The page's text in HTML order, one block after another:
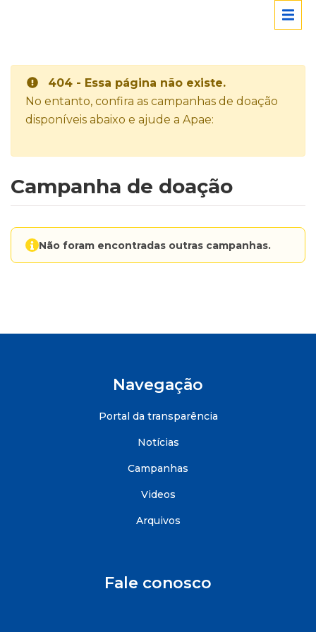
404 - Essa página não existe.
No entanto, confira as campanhas de doação
disponíveis abaixo e ajude a Apae:
Campanha de doação
Não foram encontradas outras campanhas.
Navegação
Portal da transparência
Notícias
Campanhas
Videos
Arquivos
Fale conosco